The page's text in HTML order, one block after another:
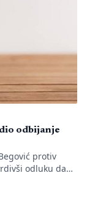
odbijanje
protiv
odluku da
rad